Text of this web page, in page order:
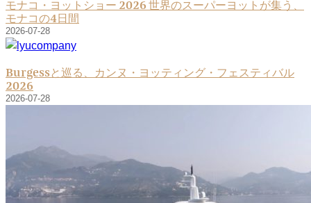
モナコ・ヨットショー 2026 世界のスーパーヨットが集う、
モナコの4日間
2026-07-28
Burgessと巡る、カンヌ・ヨッティング・フェスティバル
2026
2026-07-28